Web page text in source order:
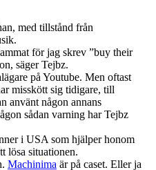
med tillstånd från
för jag skrev ”buy their
säger Tejbz.
på Youtube. Men oftast
misskött sig tidigare, till
använt någon annans
sådan varning har Tejbz
i USA som hjälper honom
lösa situationen.
Machinima är på caset. Eller ja